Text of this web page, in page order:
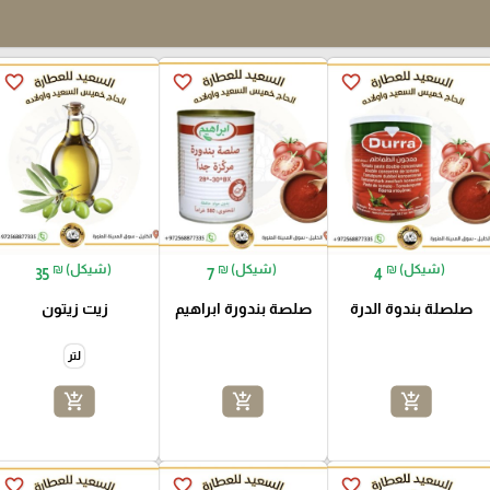
favorite_border
4 ₪ (شيكل)
صلصلة بندوة الدرة
add_shopping_cart
favorite_border
7 ₪ (شيكل)
صلصة بندورة ابراهيم
add_shopping_cart
favorite_border
35 ₪ (شيكل)
زيت زيتون
لتر
add_shopping_cart
favorite_border
favorite_border
favorite_border